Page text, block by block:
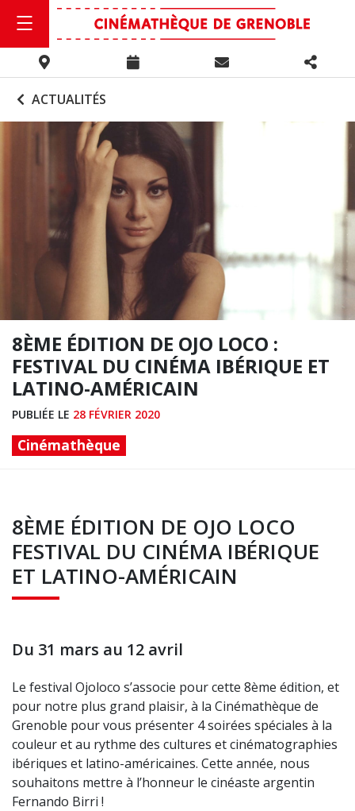
ACTUALITÉS
8ÈME ÉDITION DE OJO LOCO :
FESTIVAL DU CINÉMA IBÉRIQUE ET
LATINO-AMÉRICAIN
PUBLIÉE LE 28 FÉVRIER 2020
Cinémathèque
8ÈME ÉDITION DE OJO LOCO
FESTIVAL DU CINÉMA IBÉRIQUE
ET LATINO-AMÉRICAIN
Du 31 mars au 12 avril
Le festival Ojoloco s’associe pour cette 8ème édition, et
pour notre plus grand plaisir, à la Cinémathèque de
Grenoble pour vous présenter 4 soirées spéciales à la
couleur et au rythme des cultures et cinématographies
ibériques et latino-américaines. Cette année, nous
souhaitons mettre à l’honneur le cinéaste argentin
Fernando Birri !